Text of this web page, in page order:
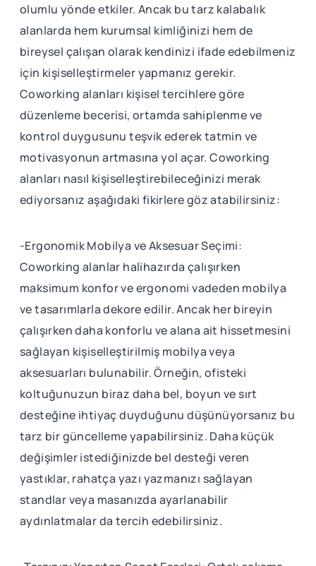
olumlu yönde etkiler. Ancak bu tarz kalabalık
alanlarda hem kurumsal kimliğinizi hem de
bireysel çalışan olarak kendinizi ifade edebilmeniz
için kişiselleştirmeler yapmanız gerekir.
Coworking alanları kişisel tercihlere göre
düzenleme becerisi, ortamda sahiplenme ve
kontrol duygusunu teşvik ederek tatmin ve
motivasyonun artmasına yol açar. Coworking
alanları nasıl kişiselleştirebileceğinizi merak
ediyorsanız aşağıdaki fikirlere göz atabilirsiniz:
-Ergonomik Mobilya ve Aksesuar Seçimi:
Coworking alanlar halihazırda çalışırken
maksimum konfor ve ergonomi vadeden mobilya
ve tasarımlarla dekore edilir. Ancak her bireyin
çalışırken daha konforlu ve alana ait hissetmesini
sağlayan kişiselleştirilmiş mobilya veya
aksesuarları bulunabilir. Örneğin, ofisteki
koltuğunuzun biraz daha bel, boyun ve sırt
desteğine ihtiyaç duyduğunu düşünüyorsanız bu
tarz bir güncelleme yapabilirsiniz. Daha küçük
değişimler istediğinizde bel desteği veren
yastıklar, rahatça yazı yazmanızı sağlayan
standlar veya masanızda ayarlanabilir
aydınlatmalar da tercih edebilirsiniz.